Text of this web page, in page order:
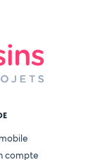
compte